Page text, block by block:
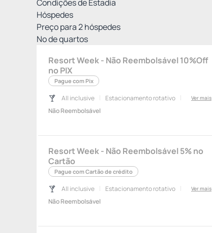
Condições de Estadia
Hóspedes
Preço para2hóspedes
Nº de quartos
Resort Week - Não Reembolsável 10%Off
no PIX
Pague com Pix
All inclusive Estacionamento rotativo Ver mais
Não Reembolsável
Resort Week - Não Reembolsável 5% no
Cartão
Pague com Cartão de crédito
All inclusive Estacionamento rotativo Ver mais
Não Reembolsável